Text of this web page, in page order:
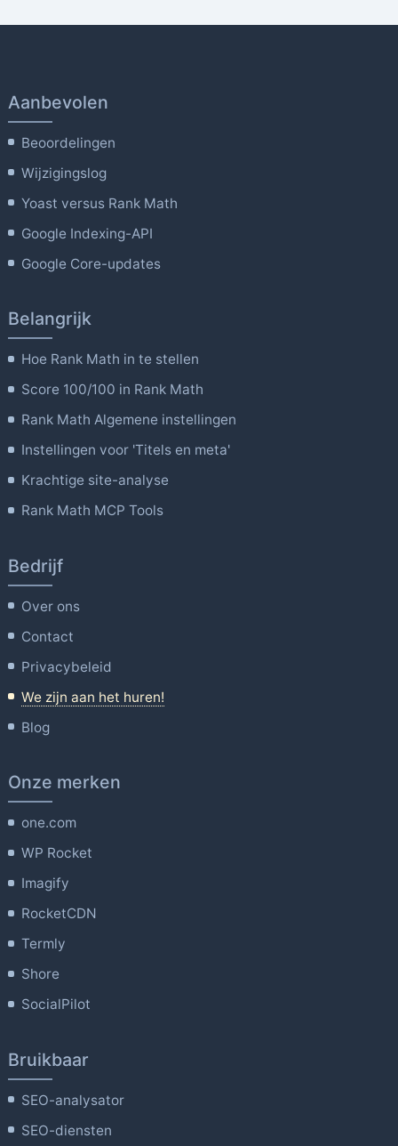
Aanbevolen
Beoordelingen
Wijzigingslog
Yoast versus Rank Math
Google Indexing-API
Google Core-updates
Belangrijk
Hoe Rank Math in te stellen
Score 100/100 in Rank Math
Rank Math Algemene instellingen
Instellingen voor 'Titels en meta'
Krachtige site-analyse
Rank Math MCP Tools
Bedrijf
Over ons
Contact
Privacybeleid
We zijn aan het huren!
Blog
Onze merken
one.com
WP Rocket
Imagify
RocketCDN
Termly
Shore
SocialPilot
Bruikbaar
SEO-analysator
SEO-diensten